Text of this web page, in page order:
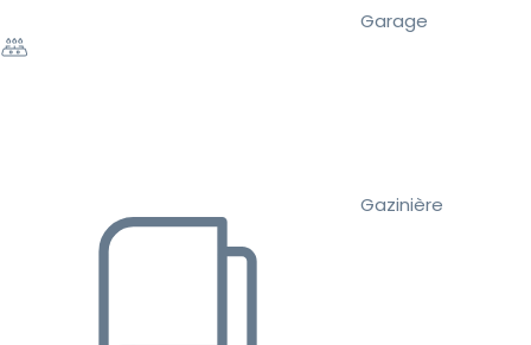
Garage
Gazinière